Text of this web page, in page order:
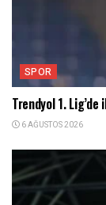
SPOR
Trendyol 1.
6 AĞUSTOS 2026